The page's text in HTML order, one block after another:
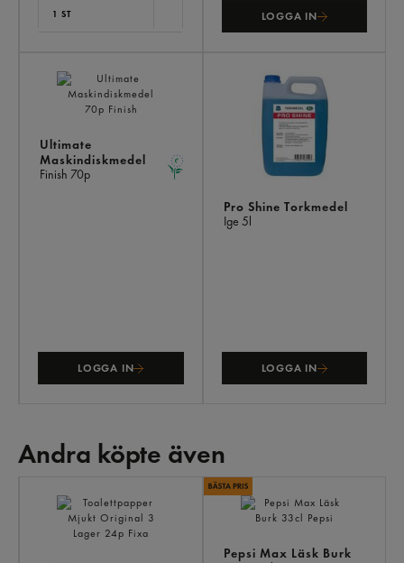
1 ST LOGGA IN
Ultimate
Maskindiskmedel
Finish 70p
LOGGA IN
Pro Shine Torkmedel
Ige 5l
LOGGA IN
Andra köpte även
Pepsi Max Läsk Burk